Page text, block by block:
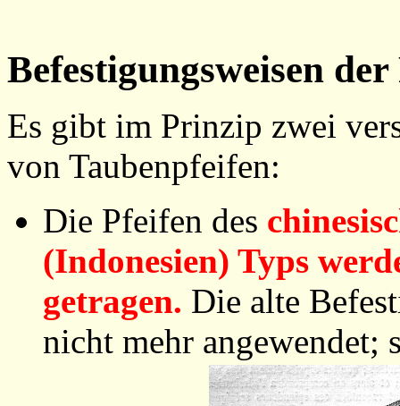
Befestigungsweisen
Es gibt im Prinzip zwei
von Taubenpfeifen:
Die Pfeifen des
(Indonesien) Typs
getragen. Die alte
nicht mehr